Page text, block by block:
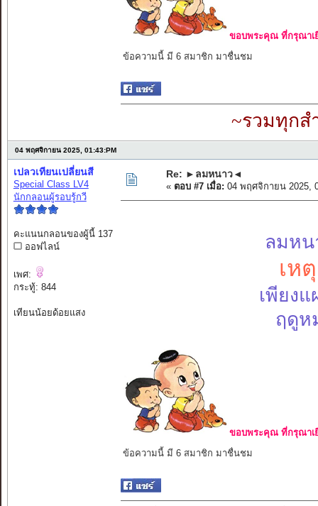
ขอบพระคุณ ที่กรุณาเ
ข้อความนี้ มี 6 สมาชิก มาชื่นชม
~รวมทุกส
04 พฤศจิกายน 2025, 01:43:PM
เปลวเทียนเปลี่ยนสี
Special Class LV4
นักกลอนผู้รอบรู้กวี
คะแนนกลอนของผู้นี้ 137
ออฟไลน์
เพศ:
กระทู้: 844
เทียนน้อยด้อยแสง
Re: ►ลมหนาว◄
« ตอบ #7 เมื่อ: 04 พฤศจิกายน 2025,
ลมหน
เห
เพียงแ
ฤดูห
ขอบพระคุณ ที่กรุณาเ
ข้อความนี้ มี 6 สมาชิก มาชื่นชม